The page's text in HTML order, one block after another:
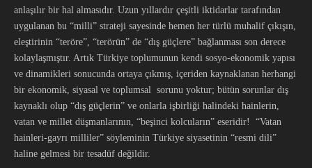
anlaşılır bir hal almasıdır. Uzun yıllardır çeşitli iktidarlar tarafından
uygulanan bu “milli” strateji sayesinde hemen her türlü muhalif çıkışın,
eleştirinin “teröre”, “terörün” de “dış güçlere” bağlanması son derece
kolaylaşmıştır. Artık Türkiye toplumunun kendi sosyo-ekonomik yapısı
ve dinamikleri sonucunda ortaya çıkmış, içeriden kaynaklanan herhangi
bir ekonomik, siyasal ve toplumsal sorunu yoktur; bütün sorunlar dış
kaynaklı olup “dış güçlerin” ve onlarla işbirliği halindeki hainlerin,
vatan ve millet düşmanlarının, “beşinci kolcuların” eseridir! “Vatan
hainleri-gayrı milliler” söyleminin Türkiye siyasetinin “resmi dili”
haline gelmesi bir tesadüf değildir.